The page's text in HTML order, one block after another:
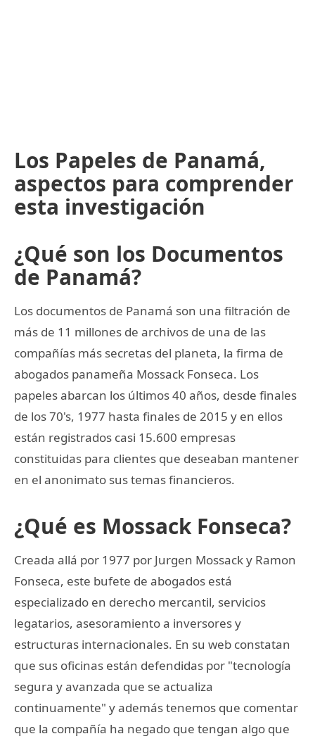
Los Papeles de Panamá,
aspectos para comprender
esta investigación
¿Qué son los Documentos
de Panamá?
Los documentos de Panamá son una filtración de
más de 11 millones de archivos de una de las
compañías más secretas del planeta, la firma de
abogados panameña Mossack Fonseca. Los
papeles abarcan los últimos 40 años, desde finales
de los 70's, 1977 hasta finales de 2015 y en ellos
están registrados casi 15.600 empresas
constituidas para clientes que deseaban mantener
en el anonimato sus temas financieros.
¿Qué es Mossack Fonseca?
Creada allá por 1977 por Jurgen Mossack y Ramon
Fonseca, este bufete de abogados está
especializado en derecho mercantil, servicios
legatarios, asesoramiento a inversores y
estructuras internacionales. En su web constatan
que sus oficinas están defendidas por "tecnología
segura y avanzada que se actualiza
continuamente" y además tenemos que comentar
que la compañía ha negado que tengan algo que